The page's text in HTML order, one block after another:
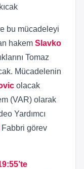
bu mücadeleyi
hakem Slavko
Tomaz
Mücadelenin
olacak
(VAR) olarak
Yardımcı
Fabbri görev